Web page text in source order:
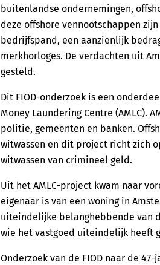
buitenlandse ondernemingen,
deze offshore vennootschappen
bedrijfspand, een aanzienlijk
merkhorloges. De verdachten uit
gesteld.
Dit FIOD-onderzoek is een
Money Laundering Centre (AMLC).
politie, gemeenten en banken.
witwassen en dit project richt zich
witwassen van crimineel geld.
Uit het AMLC-project kwam naar
eigenaar is van een woning in
uiteindelijke belanghebbende van
wie het vastgoed uiteindelijk heeft
Onderzoek van de FIOD naar de